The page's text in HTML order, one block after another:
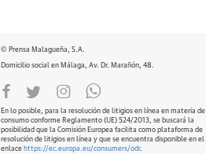
© Prensa Malagueña, S.A.
Domicilio social en Málaga, Av. Dr. Marañón, 48.
En lo posible, para la resolución de litigios en línea en materia de
consumo conforme Reglamento (UE) 524/2013, se buscará la
posibilidad que la Comisión Europea facilita como plataforma de
resolución de litigios en línea y que se encuentra disponible en el
enlace https://ec.europa.eu/consumers/odr.